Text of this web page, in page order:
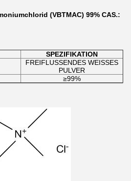
(VBTMAC) 99% CAS.:
SPEZIFIKATION
FREIFLUSSENDES WEISSES
PULVER
≥99%